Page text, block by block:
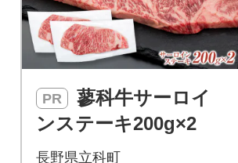
PR
ンステーキ200g×2
長野県立科町